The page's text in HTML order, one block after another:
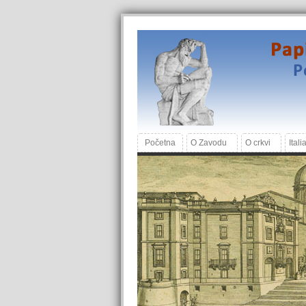
Početna O Zavodu O crkvi